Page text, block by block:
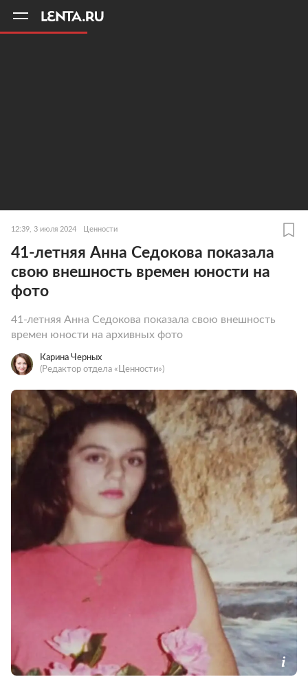
12:39, 3 июля 2024 Ценности
41-летняя Анна Седокова показала
свою внешность времен юности на
фото
41-летняя Анна Седокова показала свою внешность
времен юности на архивных фото
Карина Черных
(Редактор отдела «Ценности»)